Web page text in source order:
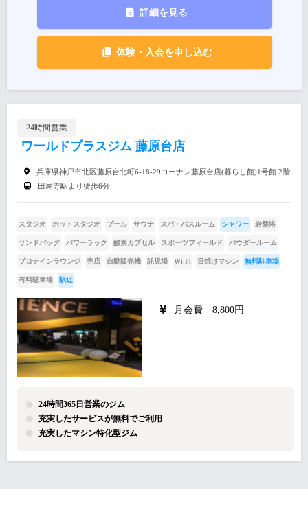
詳細を見る
体験・入会を申し込む
24時間営業
ワールドプラスジム 藤原台店
兵庫県神戸市北区藤原台北町6-18-29コーナン藤原台店(暮らし館)1号館 2階
田尾寺駅より徒歩6分
スタジオ ホットスタジオ プール サウナ スパ・バスルーム シャワー 岩盤浴
サンドバッグ パワーラック 酸素カプセル スポーツフィールド パウダールーム
プロテインラウンジ 売店 自動販売機 託児場 Wi-Fi 日焼けマシン 無料駐車場
有料駐車場 駅近
月会費 8,800円
24時間365日営業のジム
充実したサービスが無料でご利用
充実したマシン特化型ジム